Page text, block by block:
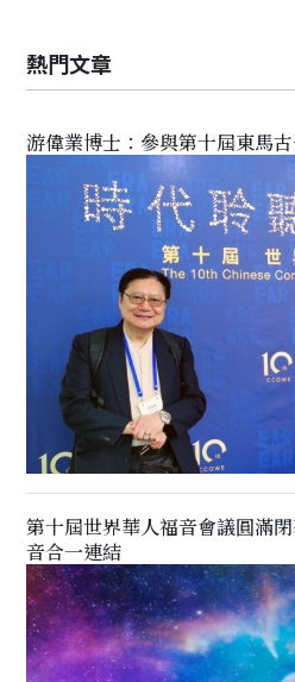
熱門文章
游偉業博士：參與第十屆東馬
第十屆世界華人福音會議圓滿
音合一連結